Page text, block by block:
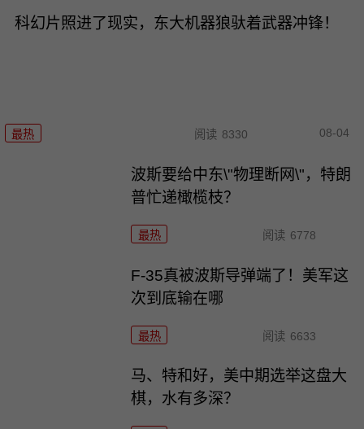
科幻片照进了现实，东大机器狼驮着武器冲锋！
最热 阅读 8330 08-04
波斯要给中东\"物理断网\"，特朗
普忙递橄榄枝？
最热 阅读 6778
F-35真被波斯导弹端了！美军这
次到底输在哪
最热 阅读 6633
马、特和好，美中期选举这盘大
棋，水有多深？